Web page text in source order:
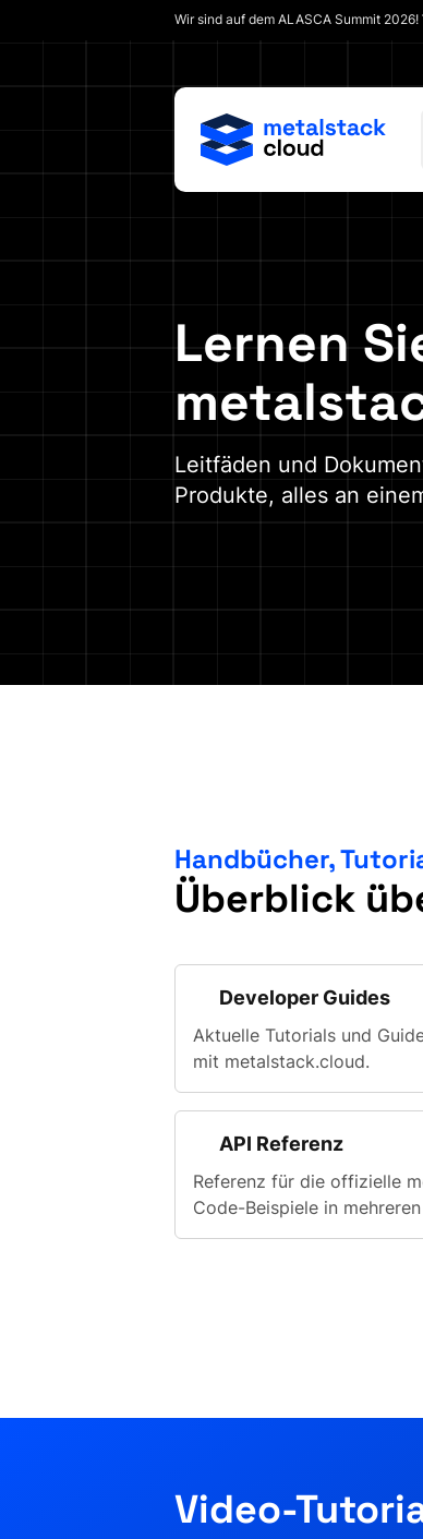
Wir sind auf dem ALASCA Summit 2026!
Lernen
Leitfäden und
Produkte, alles an
Handbücher,
Überblick
Developer Guides
Aktuelle Tutorials und
mit metalstack.cloud.
API Referenz
Referenz für die offizielle
Code-Beispiele in
Video-